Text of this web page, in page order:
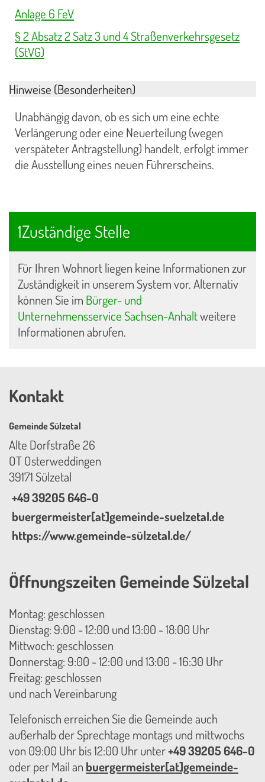
Anlage 6 FeV
§ 2 Absatz 2 Satz 3 und 4 Straßenverkehrsgesetz
(StVG)
Hinweise (Besonderheiten)
Unabhängig davon, ob es sich um eine echte
Verlängerung oder eine Neuerteilung (wegen
verspäteter Antragstellung) handelt, erfolgt immer
die Ausstellung eines neuen Führerscheins.
1Zuständige Stelle
Für Ihren Wohnort liegen keine Informationen zur
Zuständigkeit in unserem System vor. Alternativ
können Sie im Bürger- und
Unternehmensservice Sachsen-Anhaltweitere
Informationen abrufen.
Kontakt
Gemeinde Sülzetal
Alte Dorfstraße 26
OT Osterweddingen
39171 Sülzetal
+49 39205 646-0
buergermeister[at]gemeinde-suelzetal.de
https://www.gemeinde-sülzetal.de/
Öffnungszeiten Gemeinde Sülzetal
Montag: geschlossen
Dienstag: 9:00 - 12:00 und 13:00 - 18:00 Uhr
Mittwoch: geschlossen
Donnerstag: 9:00 - 12:00 und 13:00 - 16:30 Uhr
Freitag: geschlossen
und nach Vereinbarung
Telefonisch erreichen Sie die Gemeinde auch
außerhalb der Sprechtage montags und mittwochs
von 09:00 Uhr bis 12:00 Uhr unter+49 39205 646-0
oder per Mail an buergermeister[at]gemeinde-